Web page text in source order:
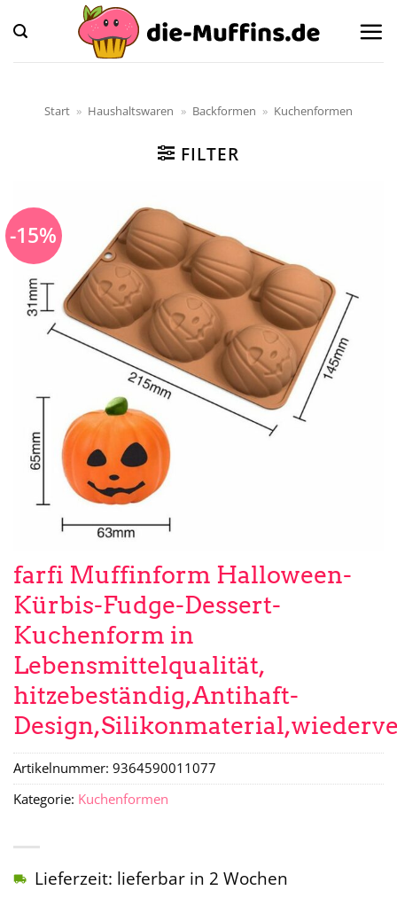
Inhalt
springen
Start » Haushaltswaren » Backformen » Kuchenformen
FILTER
-15%
farfi Muffinform Halloween-
Kürbis-Fudge-Dessert-
Kuchenform in
Lebensmittelqualität,
hitzebeständig,Antihaft-
Lieferzeit: lieferbar in 2 Wochen
Artikelnummer: 9364590011077
Kategorie: Kuchenformen